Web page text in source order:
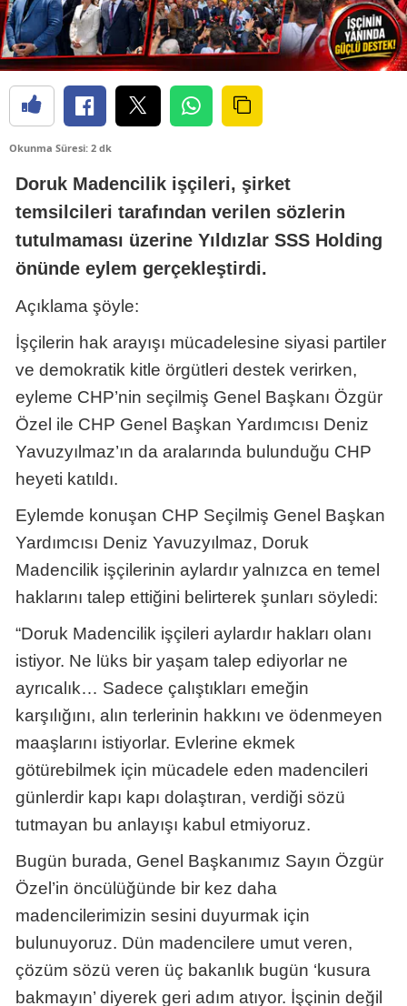
Okunma Süresi: 2 dk
Doruk Madencilik işçileri, şirket
temsilcileri tarafından verilen sözlerin
tutulmaması üzerine Yıldızlar SSS Holding
önünde eylem gerçekleştirdi.
Açıklama şöyle:
İşçilerin hak arayışı mücadelesine siyasi partiler
ve demokratik kitle örgütleri destek verirken,
eyleme CHP’nin seçilmiş Genel Başkanı Özgür
Özel ile CHP Genel Başkan Yardımcısı Deniz
Yavuzyılmaz’ın da aralarında bulunduğu CHP
heyeti katıldı.
Eylemde konuşan CHP Seçilmiş Genel Başkan
Yardımcısı Deniz Yavuzyılmaz, Doruk
Madencilik işçilerinin aylardır yalnızca en temel
haklarını talep ettiğini belirterek şunları söyledi:
“Doruk Madencilik işçileri aylardır hakları olanı
istiyor. Ne lüks bir yaşam talep ediyorlar ne
ayrıcalık… Sadece çalıştıkları emeğin
karşılığını, alın terlerinin hakkını ve ödenmeyen
maaşlarını istiyorlar. Evlerine ekmek
götürebilmek için mücadele eden madencileri
günlerdir kapı kapı dolaştıran, verdiği sözü
tutmayan bu anlayışı kabul etmiyoruz.
Bugün burada, Genel Başkanımız Sayın Özgür
Özel’in öncülüğünde bir kez daha
madencilerimizin sesini duyurmak için
bulunuyoruz. Dün madencilere umut veren,
çözüm sözü veren üç bakanlık bugün ‘kusura
bakmayın’ diyerek geri adım atıyor. İşçinin değil